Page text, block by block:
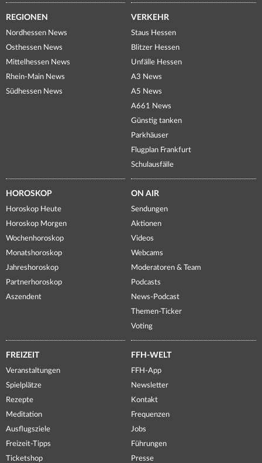
REGIONEN
Nordhessen News
Osthessen News
Mittelhessen News
Rhein-Main News
Südhessen News
VERKEHR
Staus Hessen
Blitzer Hessen
Unfälle Hessen
A3 News
A5 News
A661 News
Günstig tanken
Parkhäuser
Flugplan Frankfurt
Schulausfälle
HOROSKOP
Horoskop Heute
Horoskop Morgen
Wochenhoroskop
Monatshoroskop
Jahreshoroskop
Partnerhoroskop
Aszendent
ON AIR
Sendungen
Aktionen
Videos
Webcams
Moderatoren & Team
Podcasts
News-Podcast
Themen-Ticker
Voting
FREIZEIT
Veranstaltungen
Spielplätze
Rezepte
Meditation
Ausflugsziele
Freizeit-Tipps
Ticketshop
FFH-WELT
FFH-App
Newsletter
Kontakt
Frequenzen
Jobs
Führungen
Presse